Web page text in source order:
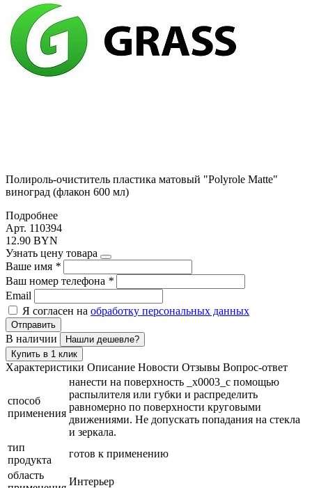
Полироль-очиститель пластика матовый "Polyrole Matte"
виноград (флакон 600 мл)
Подробнее
Арт. 110394
12.90 BYN
Узнать цену товара
Ваше имя *
Ваш номер телефона *
Email
Я согласен на обработку персональных данных
Отправить
В наличии
Нашли дешевле?
Купить в 1 клик
Характеристики Описание Новости Отзывы Вопрос-ответ
способ
применения
нанести на поверхность _x0003_с помощью
распылителя или губки и распределить
равномерно по поверхности круговыми
движениями. Не допускать попадания на стекла
и зеркала.
тип
продукта
готов к применению
область
Интерьер